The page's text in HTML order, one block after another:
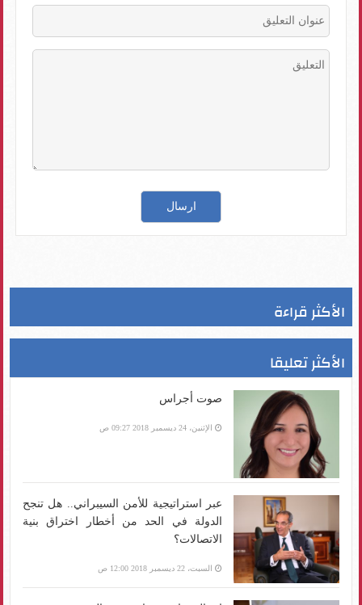
الأكثر قراءة
الأكثر تعليقا
صوت أجراس
الإثنين، 24 ديسمبر 2018 09:27 ص
عبر استراتيجية للأمن السيبراني.. هل تنجح
الدولة في الحد من أخطار اختراق بنية
الاتصالات؟
السبت، 22 ديسمبر 2018 12:00 ص